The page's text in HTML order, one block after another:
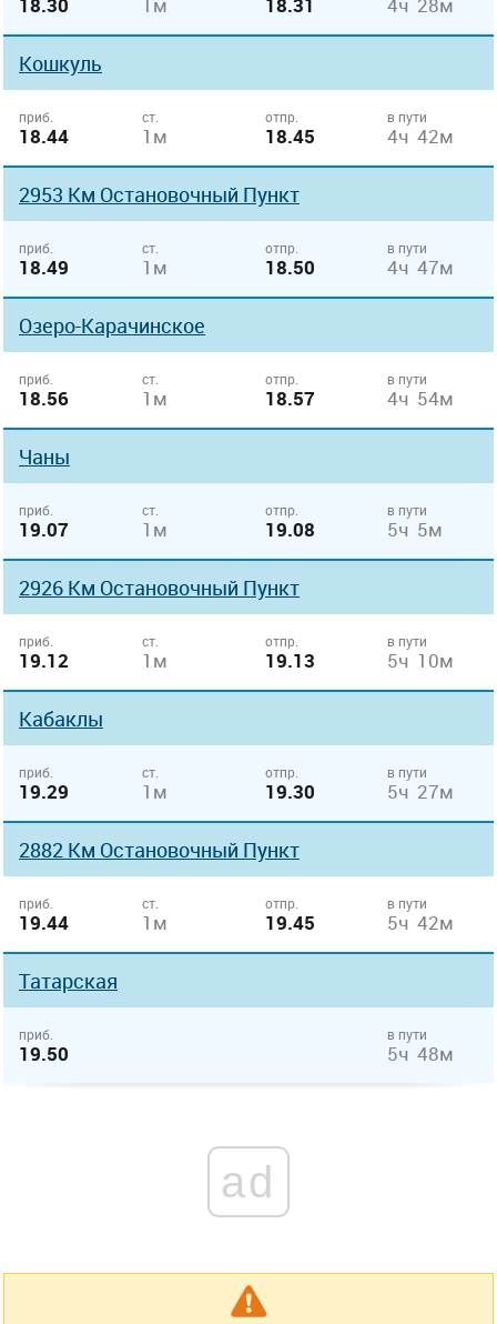
Кошкуль
приб.
18.44
ст.
1м
отпр.
18.45
в пути
4ч 42м
2953 Км Остановочный Пункт
приб.
18.49
ст.
1м
отпр.
18.50
в пути
4ч 47м
Озеро-Карачинское
приб.
18.56
ст.
1м
отпр.
18.57
в пути
4ч 54м
Чаны
приб.
19.07
ст.
1м
отпр.
19.08
в пути
5ч 5м
2926 Км Остановочный Пункт
приб.
19.12
ст.
1м
отпр.
19.13
в пути
5ч 10м
Кабаклы
приб.
19.29
ст.
1м
отпр.
19.30
в пути
5ч 27м
2882 Км Остановочный Пункт
приб.
19.44
ст.
1м
отпр.
19.45
в пути
5ч 42м
Татарская
приб.
19.50
в пути
5ч 48м
ad